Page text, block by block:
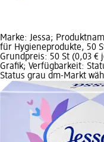
Marke: Jessa;
für Hygieneprodukte, 50
Grundpreis: 50 St (0,03 €
Grafik; Verfügbarkeit:
Status grau dm-Markt